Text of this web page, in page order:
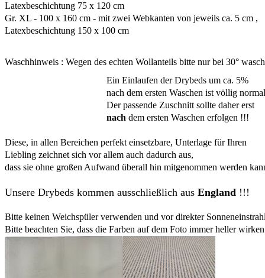
Latexbeschichtung 75 x 120 cm
Gr. XL - 100 x 160 cm - mit zwei Webkanten von jeweils ca. 5 cm ,
Latexbeschichtung 150 x 100 cm
Waschhinweis : Wegen des echten Wollanteils bitte nur bei 30°
Ein Einlaufen der Drybeds um ca. 5%
nach dem ersten Waschen ist völlig
Der passende Zuschnitt sollte daher erst
nach dem ersten Waschen erfolgen !!!
Diese, in allen Bereichen perfekt einsetzbare, Unterlage für Ihren
Liebling zeichnet sich vor allem auch dadurch aus,
dass sie ohne großen Aufwand überall hin mitgenommen werden
Unsere Drybeds kommen ausschließlich aus England !!!
Bitte keinen Weichspüler verwenden und vor direkter
Bitte beachten Sie, dass die Farben auf dem Foto immer heller